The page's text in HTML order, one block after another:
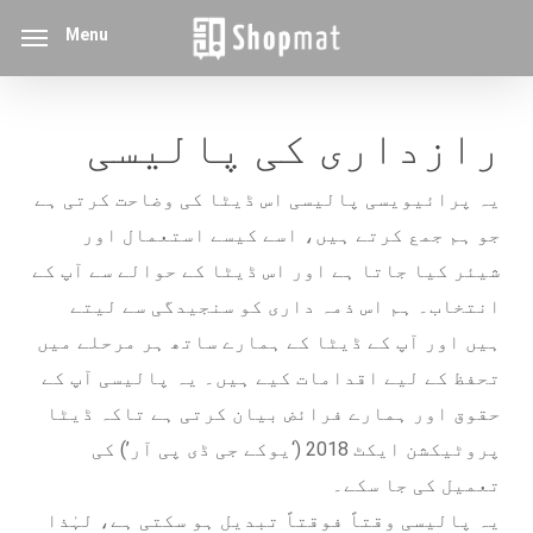
Menu
رازداری کی پالیسی
یہ پرائیویسی پالیسی اس ڈیٹا کی وضاحت کرتی ہے
جو ہم جمع کرتے ہیں، اسے کیسے استعمال اور
شیئر کیا جاتا ہے اور اس ڈیٹا کے حوالے سے آپ کے
انتخاب۔ ہم اس ذمہ داری کو سنجیدگی سے لیتے
ہیں اور آپ کے ڈیٹا کے ہمارے ساتھ ہر مرحلے میں
تحفظ کے لیے اقدامات کیے ہیں۔ یہ پالیسی آپ کے
حقوق اور ہمارے فرائض بیان کرتی ہے تاکہ ڈیٹا
پروٹیکشن ایکٹ 2018 (‘یوکے جی ڈی پی آر’) کی
تعمیل کی جا سکے۔
یہ پالیسی وقتاً فوقتاً تبدیل ہو سکتی ہے، لہٰذا